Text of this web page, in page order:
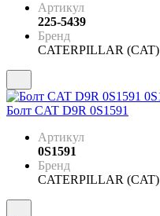
Артикул
225-5439
Бренд
CATERPILLAR (CAT)
Болт CAT D9R 0S1591
Артикул
0S1591
Бренд
CATERPILLAR (CAT)